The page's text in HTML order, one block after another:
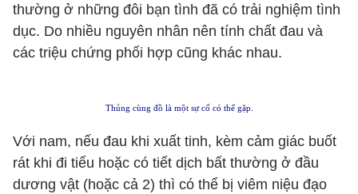
thường ở những đôi bạn tình đã có trải nghiệm tình
dục. Do nhiều nguyên nhân nên tính chất đau và
các triệu chứng phối hợp cũng khác nhau.
Thủng cùng đồ là một sự cố có thể gặp.
Với nam, nếu đau khi xuất tinh, kèm cảm giác buốt
rát khi đi tiểu hoặc có tiết dịch bất thường ở đầu
dương vật (hoặc cả 2) thì có thể bị viêm niệu đạo